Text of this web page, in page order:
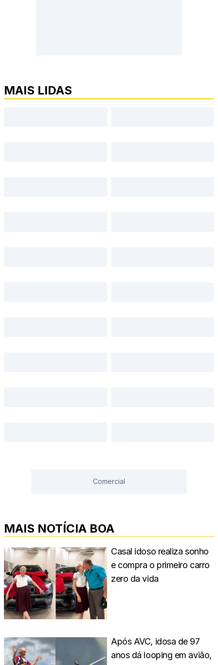
MAIS LIDAS
Comercial
MAIS NOTÍCIA BOA
Casal idoso realiza sonho
e compra o primeiro carro
zero da vida
Após AVC, idosa de 97
anos dá looping em avião,